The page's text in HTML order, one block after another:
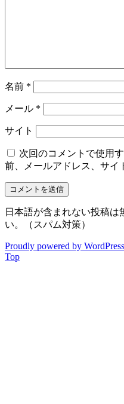
名前 *
メール *
サイト
次回のコメントで使用
前、メールアドレス、サイ
日本語が含まれない投稿は
い。（スパム対策）
Proudly powered by WordPress
Top